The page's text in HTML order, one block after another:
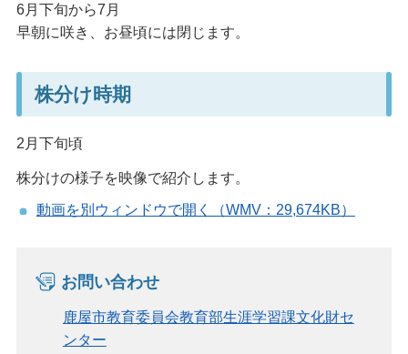
6月下旬から7月
早朝に咲き、お昼頃には閉じます。
株分け時期
2月下旬頃
株分けの様子を映像で紹介します。
動画を別ウィンドウで開く（WMV：29,674KB）
お問い合わせ
鹿屋市教育委員会教育部生涯学習課文化財セ
ンター